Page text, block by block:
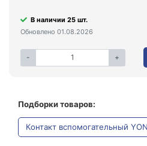
В наличии 25 шт.
Обновлено 01.08.2026
- +
Подборки товаров:
Контакт вспомогательный